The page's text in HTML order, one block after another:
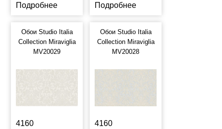
Подробнее
Подробнее
Обои Studio Italia
Collection Miraviglia
MV20029
4160
Обои Studio Italia
Collection Miraviglia
MV20028
4160